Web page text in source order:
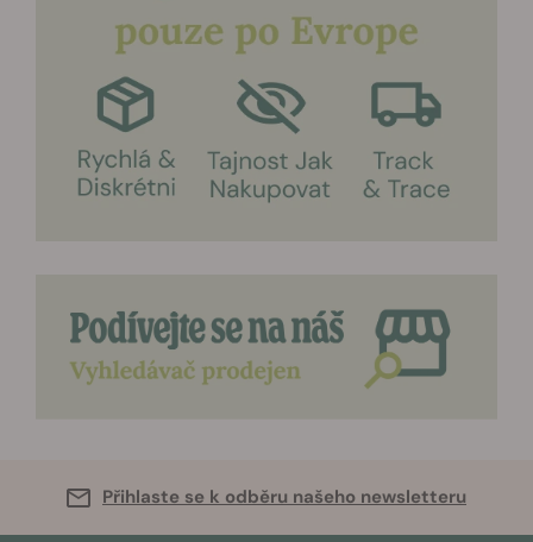
Přihlaste se k odběru našeho newsletteru